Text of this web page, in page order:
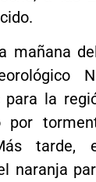
mañana
para la
por
tarde,
naranja